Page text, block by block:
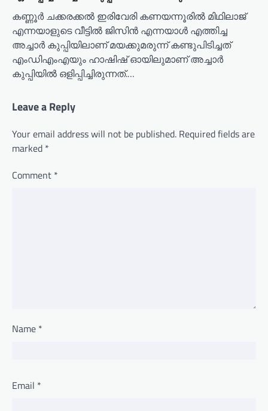
കണ്ണൂര്‍ ചക്കരക്കല്‍ ഇരിവേരി കണയന്നൂരിൽ മിഥിലാജ്
എന്നയാളുടെ വീട്ടില്‍ ജിസിന്‍ എന്നയാള്‍ എത്തിച്ച
അച്ചാര്‍ കുപ്പിയിലാണ് മയക്കുമരുന്ന് കണ്ടുപിടിച്ചത്
എംഡിഎംഎയും ഹാഷിഷ് ഓയിലുമാണ് അച്ചാര്‍
കുപ്പിയില്‍ ഒളിപ്പിച്ചിരുന്നത്.…
Leave a Reply
Your email address will not be published. Required fields are
marked *
Comment *
Name *
Email *